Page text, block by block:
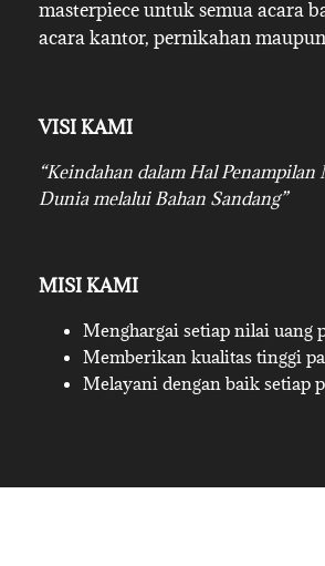
masterpiece untuk semua acara
acara kantor, pernikahan
VISI KAMI
“Keindahan dalam Hal Penampilan
Dunia melalui Bahan Sandang”
MISI KAMI
Menghargai setiap nilai uang
Memberikan kualitas tinggi
Melayani dengan baik setiap